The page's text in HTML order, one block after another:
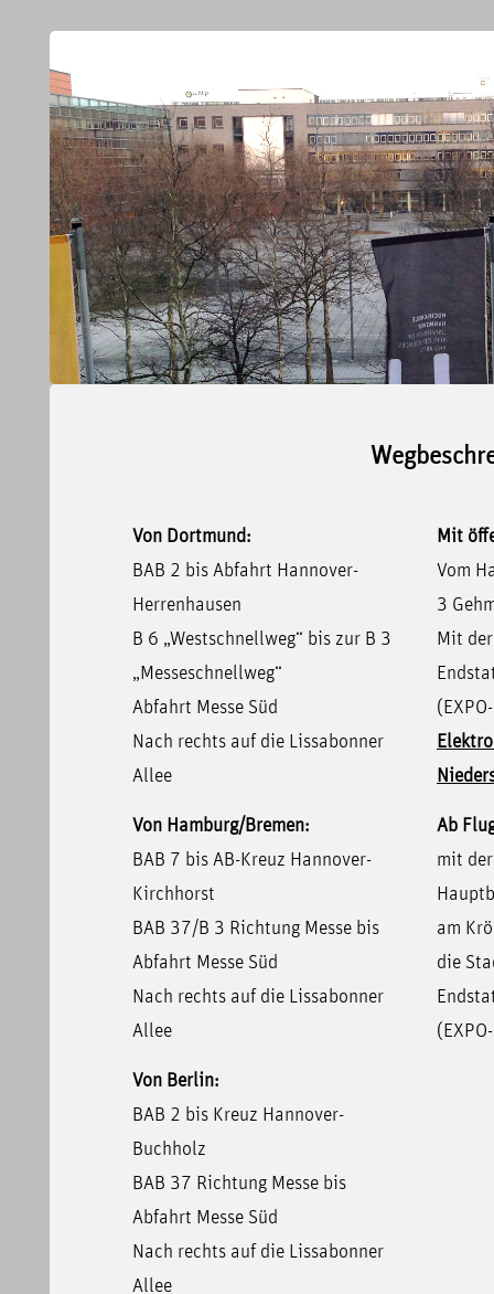
Von Dortmund:
BAB 2 bis Abfahrt Hannover-
Herrenhausen
B 6 „Westschnellweg“ bis zur B 3
„Messeschnellweg“
Abfahrt Messe Süd
Nach rechts auf die Lissabonner
Allee
Von Hamburg/Bremen:
BAB 7 bis AB-Kreuz Hannover-
Kirchhorst
BAB 37/B 3 Richtung Messe bis
Abfahrt Messe Süd
Nach rechts auf die Lissabonner
Allee
Von Berlin:
BAB 2 bis Kreuz Hannover-
Buchholz
BAB 37 Richtung Messe bis
Abfahrt Messe Süd
Nach rechts auf die Lissabonner
Allee
Mit
Vom
3
Mit
Ab
mit
am
die